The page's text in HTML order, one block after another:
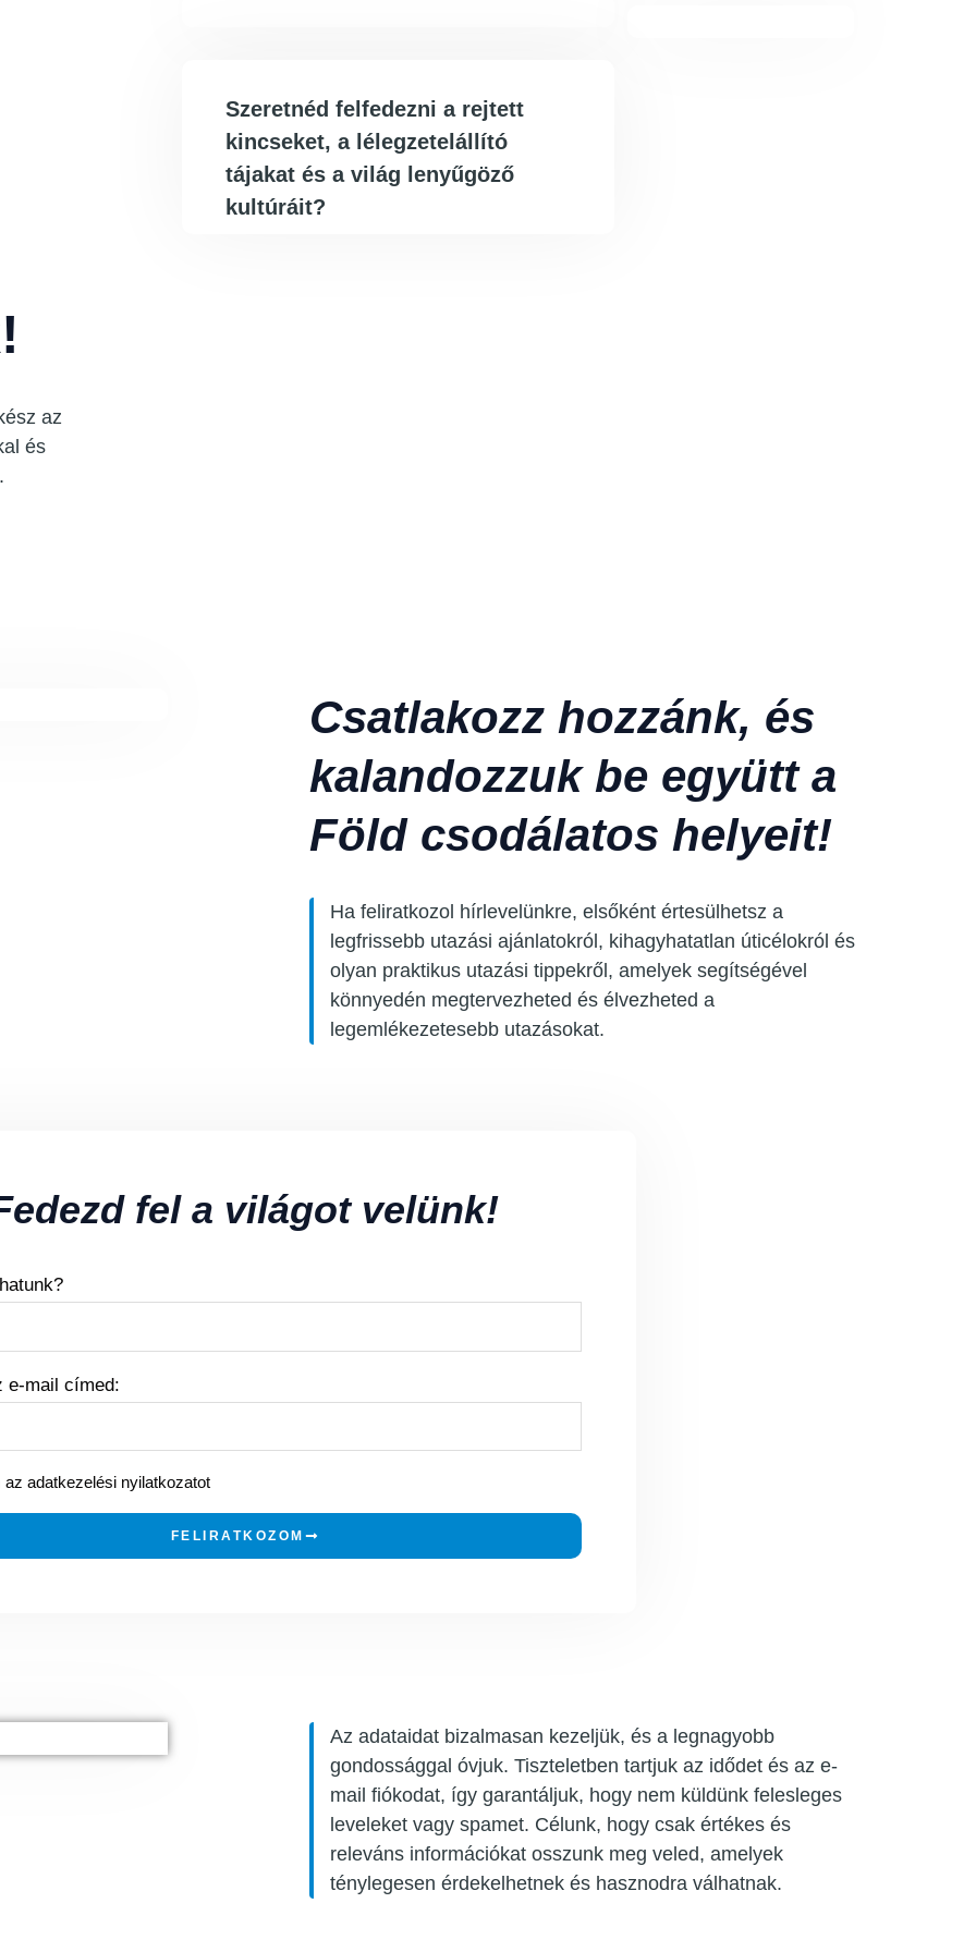
az
és
Szeretnéd felfedezni a rejtett
kincseket, a lélegzetelállító
tájakat és a világ lenyűgöző
kultúráit?
Csatlakozz hozzánk, és
kalandozzuk be együtt a
Föld csodálatos helyeit!
Ha feliratkozol hírlevelünkre, elsőként értesülhetsz a
legfrissebb utazási ajánlatokról, kihagyhatatlan úticélokról és
olyan praktikus utazási tippekről, amelyek segítségével
könnyedén megtervezheted és élvezheted a
legemlékezetesebb utazásokat.
fel a világot velünk!
e-mail címed:
az adatkezelési nyilatkozatot
FELIRATKOZOM
Az adataidat bizalmasan kezeljük, és a legnagyobb
gondossággal óvjuk. Tiszteletben tartjuk az idődet és az e-
mail fiókodat, így garantáljuk, hogy nem küldünk felesleges
leveleket vagy spamet. Célunk, hogy csak értékes és
releváns információkat osszunk meg veled, amelyek
ténylegesen érdekelhetnek és hasznodra válhatnak.